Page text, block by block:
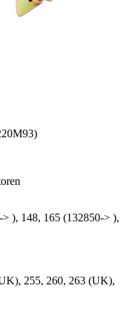
), 148, 165 (132850-> ),
255, 260, 263 (UK),